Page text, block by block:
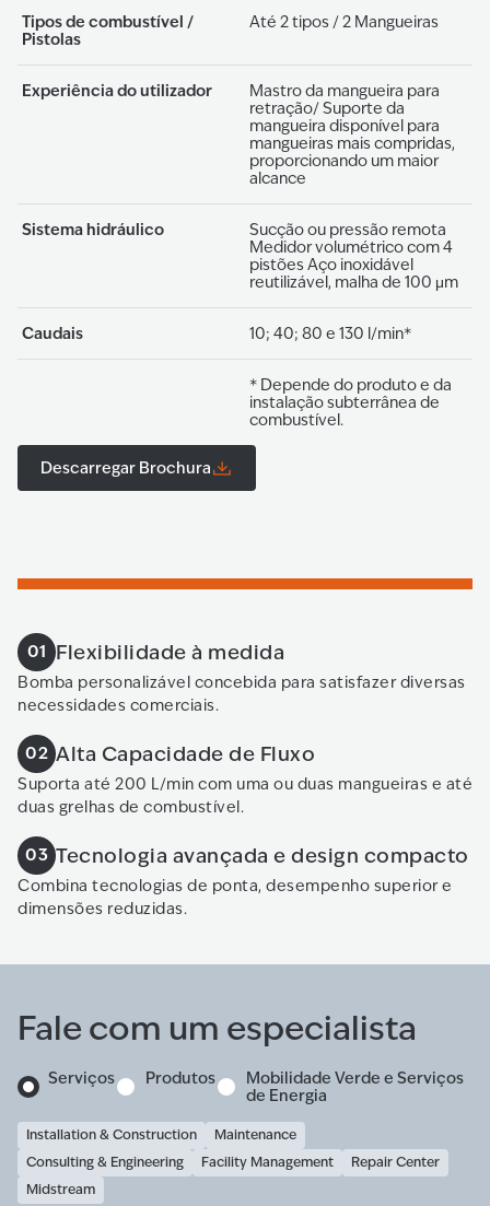
Tipos de combustível /
Pistolas
Até 2 tipos / 2 Mangueiras
Experiência do utilizador
Mastro da mangueira para
retração/ Suporte da
mangueira disponível para
mangueiras mais compridas,
proporcionando um maior
alcance
Sistema hidráulico
Sucção ou pressão remota
Medidor volumétrico com 4
pistões Aço inoxidável
reutilizável, malha de 100 μm
Caudais 10; 40; 80 e 130 l/min*
* Depende do produto e da
instalação subterrânea de
combustível.
Descarregar Brochura
01 Flexibilidade à medida
Bomba personalizável concebida para satisfazer diversas
necessidades comerciais.
02 Alta Capacidade de Fluxo
Suporta até 200 L/min com uma ou duas mangueiras e até
duas grelhas de combustível.
03 Tecnologia avançada e design compacto
Combina tecnologias de ponta, desempenho superior e
dimensões reduzidas.
Fale com um especialista
Serviços Produtos
Mobilidade Verde e Serviços
de Energia
Installation & Construction
Maintenance
Consulting & Engineering
Facility Management
Repair Center
Midstream